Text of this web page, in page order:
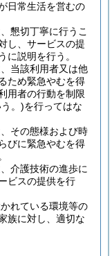
日常生活を営むの
懇切丁寧に行うこ
し、サービスの提
に説明を行う。
当該利用者又は他
ため緊急やむを得
用者の行動を制限
。)を行ってはな
その態様および時
びに緊急やむを得
介護技術の進歩に
ビスの提供を行
れている環境等の
族に対し、適切な